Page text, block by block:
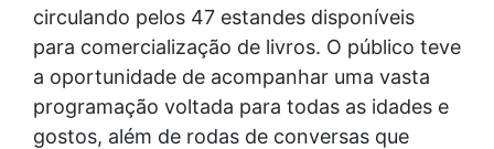
circulando pelos 47 estandes disponíveis
para comercialização de livros. O público teve
a oportunidade de acompanhar uma vasta
programação voltada para todas as idades e
gostos, além de rodas de conversas que